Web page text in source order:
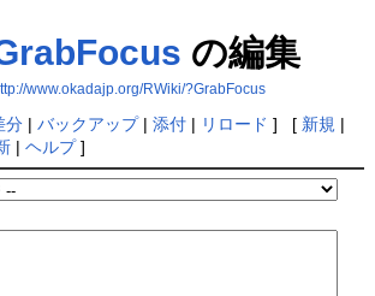
の編集
www.okadajp.org/RWiki/?GrabFocus
分| バックアップ| 添付| リロード ] [ 新規 |
| ヘルプ]